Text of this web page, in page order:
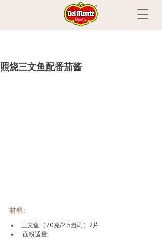
照烧三文鱼配番茄酱
材料:
三文鱼（70克/2.5盎司）2片
面粉适量